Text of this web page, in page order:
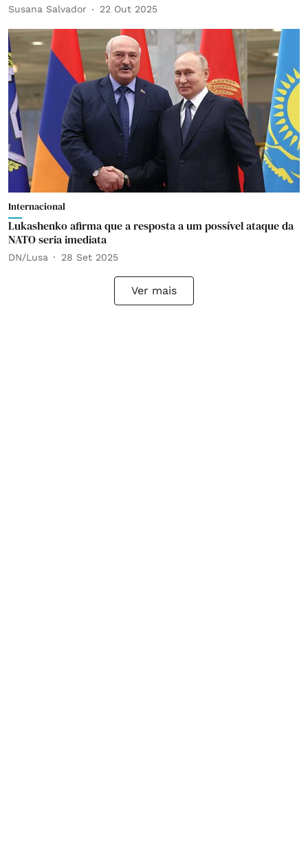
Susana Salvador 22 Out 2025
Internacional
Lukashenko afirma que a resposta a um possível ataque da
NATO seria imediata
DN/Lusa 28 Set 2025
Ver mais